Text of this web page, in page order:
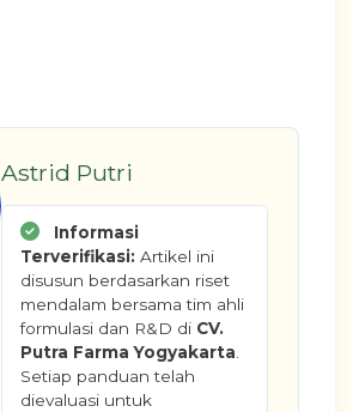
Astrid Putri
Informasi
Terverifikasi: Artikel ini
disusun berdasarkan riset
mendalam bersama tim ahli
formulasi dan R&D di CV.
Putra Farma Yogyakarta
Setiap panduan telah
dievaluasi untuk